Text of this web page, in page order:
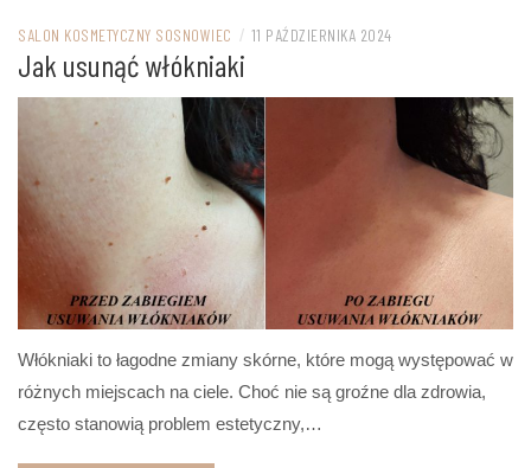
SALON KOSMETYCZNY SOSNOWIEC / 11 PAŹDZIERNIKA 2024
Jak usunąć włókniaki
Włókniaki to łagodne zmiany skórne, które mogą występować w
różnych miejscach na ciele. Choć nie są groźne dla zdrowia,
często stanowią problem estetyczny,…